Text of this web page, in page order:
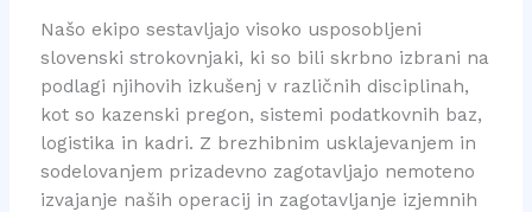
Našo ekipo sestavljajo visoko usposobljeni
slovenski strokovnjaki, ki so bili skrbno izbrani na
podlagi njihovih izkušenj v različnih disciplinah,
kot so kazenski pregon, sistemi podatkovnih baz,
logistika in kadri. Z brezhibnim usklajevanjem in
sodelovanjem prizadevno zagotavljajo nemoteno
izvajanje naših operacij in zagotavljanje izjemnih